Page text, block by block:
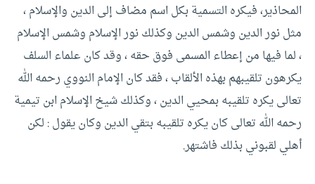
المحاذير، فيكره التسمية بكل اسم مضاف إلى الدين والإسلام ،
مثل نور الدين وشمس الدين وكذلك نور الإسلام وشمس الإسلام
، لما فيها من إعطاء المسمى فوق حقه ، وقد كان علماء السلف
يكرهون تلقيبهم بهذه الألقاب ، فقد كان الإمام النووي رحمه الله
تعالى يكره تلقيبه بمحيي الدين ، وكذلك شيخ الإسلام ابن تيمية
رحمه الله تعالى كان يكره تلقيبه بتقي الدين وكان يقول : لكن
أهلي لقبوني بذلك فاشتهر.